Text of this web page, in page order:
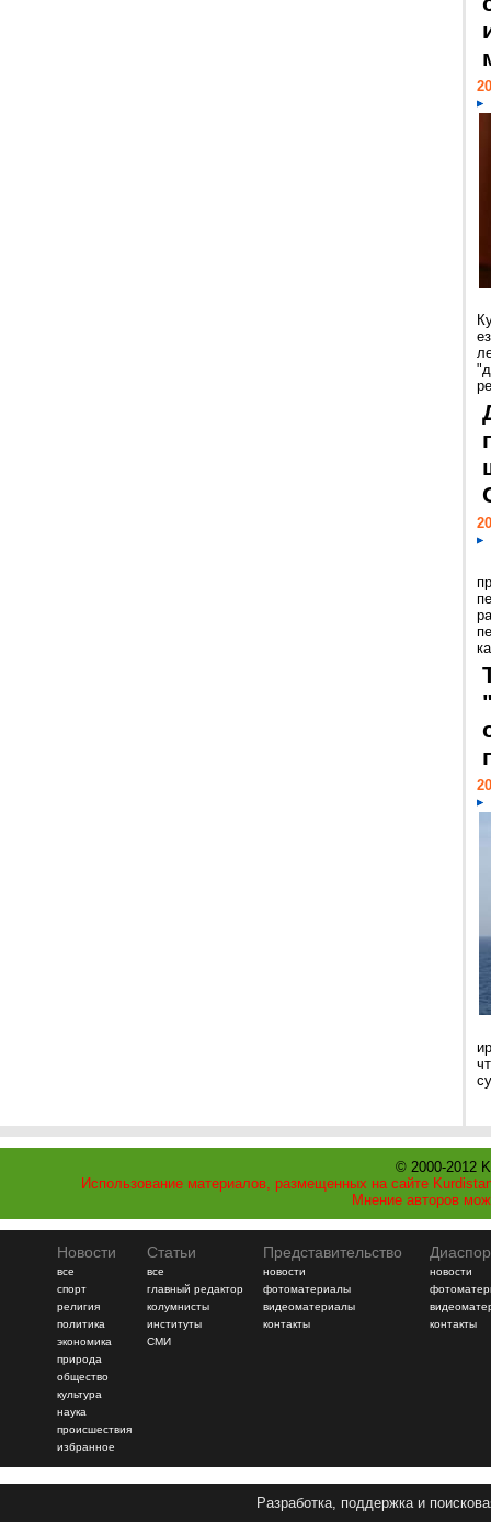
© 2000-2012
Использование материалов, размещенных на сайте
Мнение авторов
Новости
все
спорт
религия
политика
экономика
природа
общество
культура
наука
происшествия
избранное
Статьи
все
главный редактор
колумнисты
институты
СМИ
Представительство
новости
фотоматериалы
видеоматериалы
контакты
новости
контакты
Разработка, поддержка и